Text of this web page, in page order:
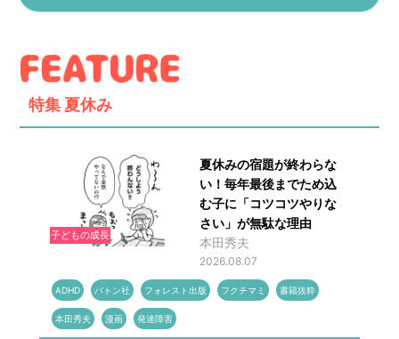
特集 夏休み
子どもの成長
夏休みの宿題が終わらな
い！毎年最後までため込
む子に「コツコツやりな
さい」が無駄な理由
本田秀夫
2026.08.07
ADHD バトン社 フォレスト出版 フクチマミ 書籍抜粋
本田秀夫 漫画 発達障害